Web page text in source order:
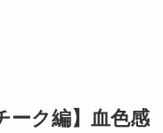
ーク編】血色感